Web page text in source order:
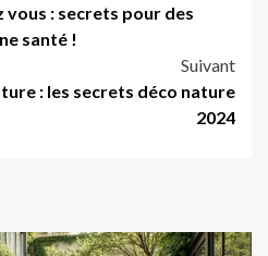
vous : secrets pour des
santé !
Suivant
: les secrets déco nature
2024